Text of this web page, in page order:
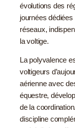
évolutions des
journées
réseaux,
la voltige.
La polyvalence
voltigeurs
aérienne avec
équestre,
de la
discipline